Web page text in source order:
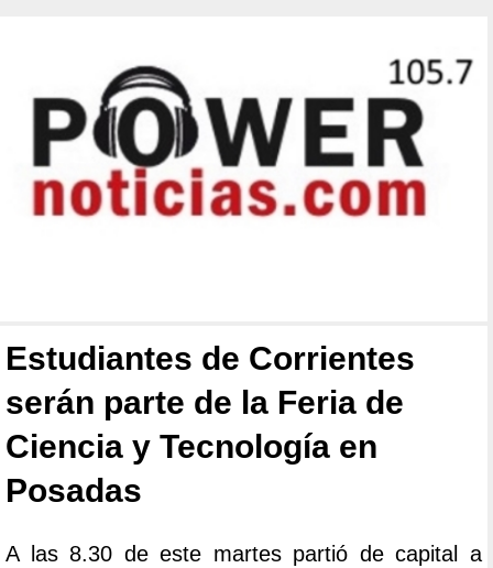
Estudiantes de Corrientes
serán parte de la Feria de
Ciencia y Tecnología en
Posadas
A las 8.30 de este martes partió de capital a